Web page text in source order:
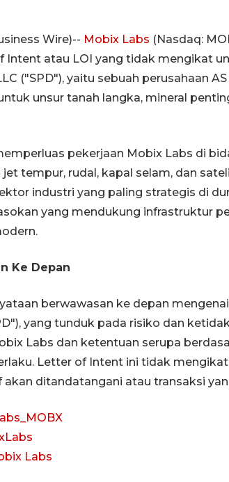
Wire)-- Mobix Labs (Nasdaq:
Intent atau LOI yang tidak mengikat
("SPD"), yaitu sebuah perusahaan
unsur tanah langka, mineral
pekerjaan Mobix Labs di
tempur, rudal, kapal selam, dan
industri yang paling strategis di
yang mendukung infrastruktur
Ke Depan
berwawasan ke depan
yang tunduk pada risiko dan
Labs dan ketentuan serupa
Letter of Intent ini tidak
ditandatangani atau transaksi
Labs